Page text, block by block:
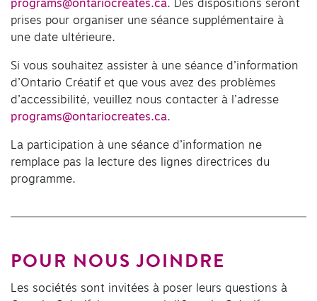
programs@ontariocreates.ca. Des dispositions seront
prises pour organiser une séance supplémentaire à
une date ultérieure.
Si vous souhaitez assister à une séance d’information
d’Ontario Créatif et que vous avez des problèmes
d’accessibilité, veuillez nous contacter à l’adresse
programs@ontariocreates.ca.
La participation à une séance d’information ne
remplace pas la lecture des lignes directrices du
programme.
POUR NOUS JOINDRE
Les sociétés sont invitées à poser leurs questions à